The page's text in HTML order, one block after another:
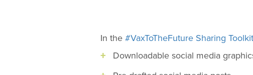
In the#VaxToTheFuture Sharing Toolkit
Downloadable social media